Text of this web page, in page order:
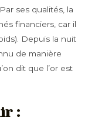
Par ses qualités, la
financiers, car il
Depuis la nuit
de manière
dit que l’or est
: